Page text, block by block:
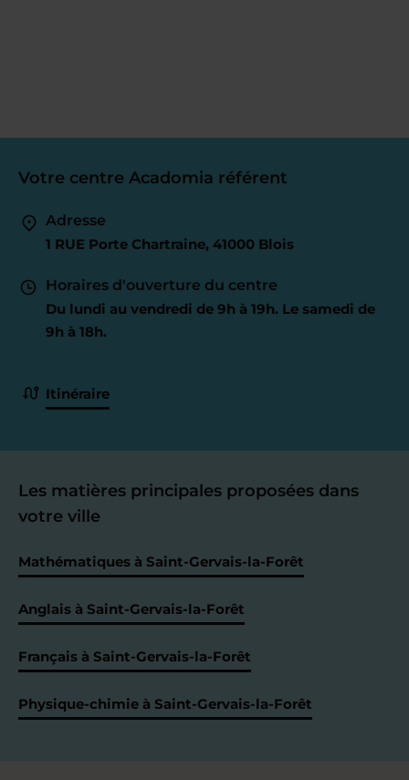
Votre centre Acadomia référent
Adresse
1 RUE Porte Chartraine, 41000 Blois
Horaires d'ouverture du centre
Du lundi au vendredi de 9h à 19h. Le samedi de
9h à 18h.
Itinéraire
Les matières principales proposées dans
votre ville
Mathématiques à Saint-Gervais-la-Forêt
Anglais à Saint-Gervais-la-Forêt
Français à Saint-Gervais-la-Forêt
Physique-chimie à Saint-Gervais-la-Forêt